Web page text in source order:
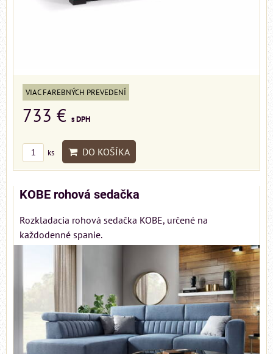
VIAC FAREBNÝCH PREVEDENÍ
733 € s DPH
ks DO KOŠÍKA
KOBE rohová sedačka
Rozkladacia rohová sedačka KOBE, určené na
každodenné spanie.